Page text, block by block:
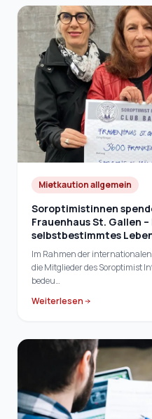
Mietkaution allgemein
Soroptimistinnen
Frauenhaus St. Gallen
selbstbestimmtes
Im Rahmen der
die Mitglieder des Soroptimist
bedeu…
Weiterlesen